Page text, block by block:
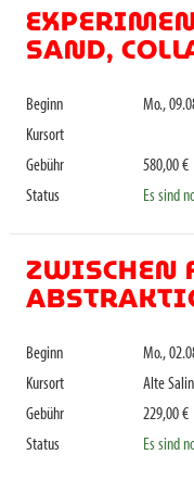
SAND,
Beginn
Mo.,
Kursort
Gebühr
580,00 €
Status
Es sind
ZWISCHEN
Beginn
Mo.,
Kursort
Alte
Gebühr
229,00 €
Status
Es sind